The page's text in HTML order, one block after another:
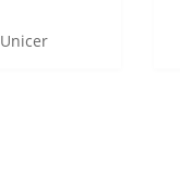
Unicer